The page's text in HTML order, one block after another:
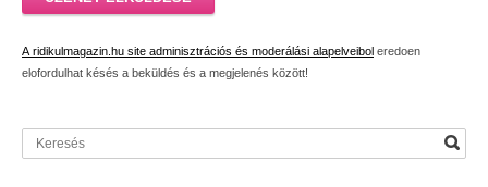
A ridikulmagazin.hu site adminisztrációs és moderálási alapelveibol eredoen
elofordulhat késés a beküldés és a megjelenés között!